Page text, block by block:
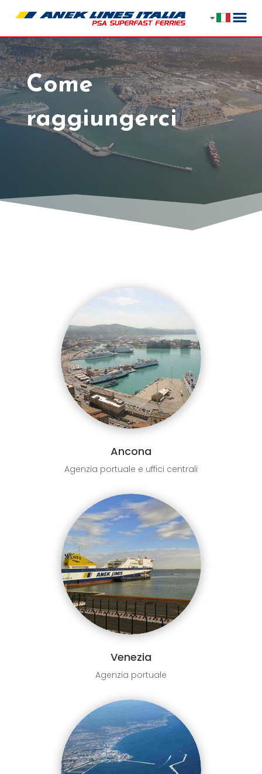
Come
raggiungerci
Ancona
Agenzia portuale e uffici centrali
Venezia
Agenzia portuale